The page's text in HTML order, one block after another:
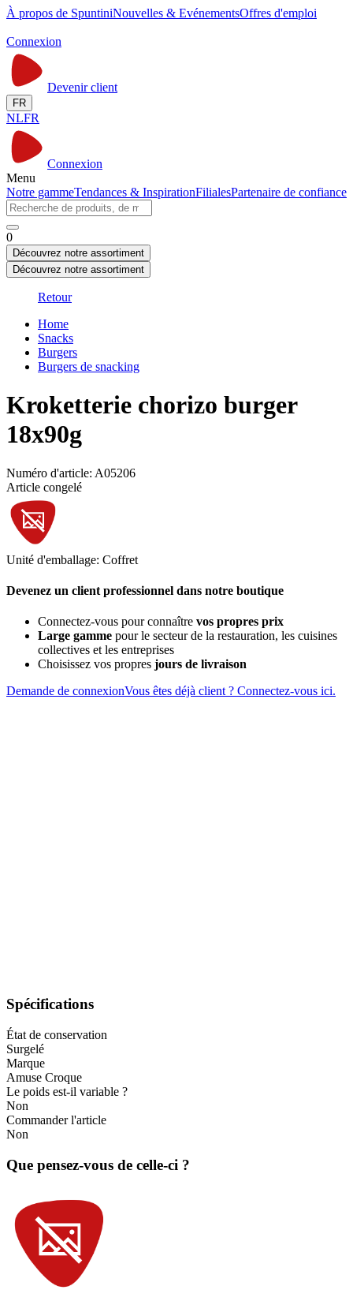
À propos de SpuntiniNouvelles & EvénementsOffres d'emploi
Connexion
Devenir client
FR
NLFR
Connexion
Menu
Notre gammeTendances & InspirationFilialesPartenaire de confiance
0
Découvrez notre assortiment
Découvrez notre assortiment
Retour
Home
Snacks
Burgers
Burgers de snacking
Kroketterie chorizo burger
18x90g
Numéro d'article: A05206
Article congelé
Unité d'emballage: Coffret
Devenez un client professionnel dans notre boutique
Connectez-vous pour connaître vos propres prix
Large gamme pour le secteur de la restauration, les cuisines
collectives et les entreprises
Choisissez vos propres jours de livraison
Demande de connexionVous êtes déjà client ? Connectez-vous ici.
Spécifications
État de conservation
Surgelé
Marque
Amuse Croque
Le poids est-il variable ?
Non
Commander l'article
Non
Que pensez-vous de celle-ci ?